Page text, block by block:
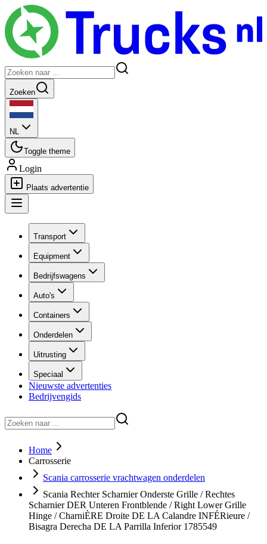
Zoeken
NL
Toggle theme
Login
Plaats advertentie
Transport
Equipment
Bedrijfswagens
Auto's
Containers
Onderdelen
Uitrusting
Speciaal
Nieuwste advertenties
Bedrijvengids
Home
Carrosserie
Scania carrosserie vrachtwagen onderdelen
Scania Rechter Scharnier Onderste Grille / Rechtes
Scharnier DER Unteren Frontblende / Right Lower Grille
Hinge / CharniÈRE Droite DE LA Calandre INFÉRieure /
Bisagra Derecha DE LA Parrilla Inferior 1785549